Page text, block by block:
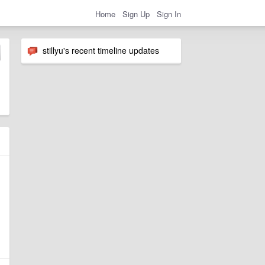
Home Sign Up Sign In
stillyu's recent timeline updates